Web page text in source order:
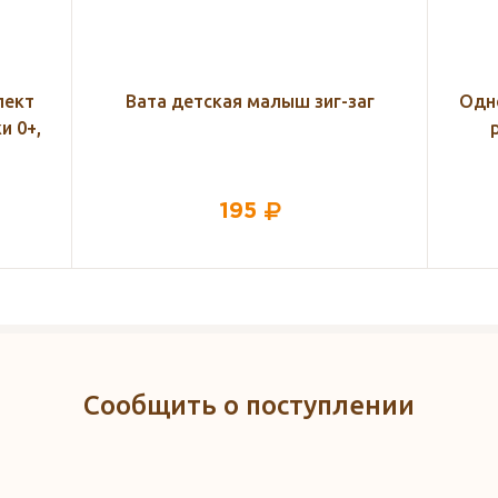
Одноразовые трусы-сеточки для
518
Сообщить о поступлении